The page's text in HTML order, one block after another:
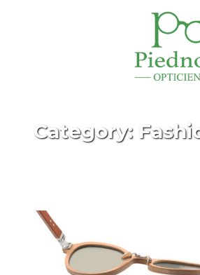
Category: